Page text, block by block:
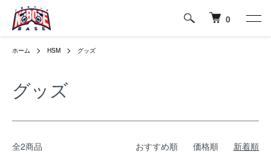
0
ホーム HSM グッズ
グッズ
全2商品 おすすめ順 価格順 新着順